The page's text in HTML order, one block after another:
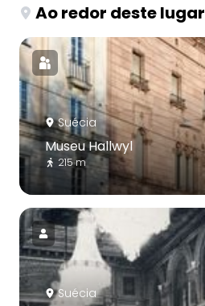
Ao redor deste lugar
Suécia
Museu Hallwyl
215 m
Suécia